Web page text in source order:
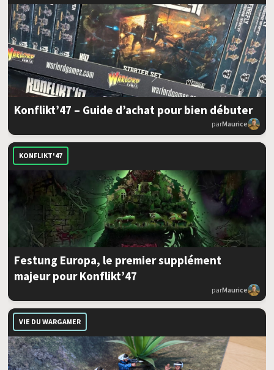
Konflikt’47 – Guide d’achat pour bien débuter
parMaurice
KONFLIKT'47
Festung Europa, le premier supplément
majeur pour Konflikt’47
parMaurice
VIE DU WARGAMER